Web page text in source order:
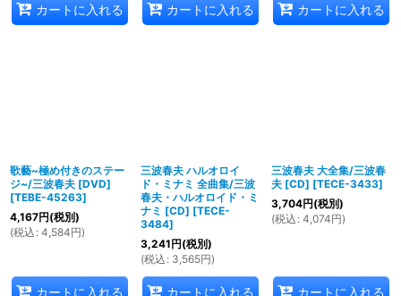
カートに入れる カートに入れる カートに入れる
歌藝~極め付きのステー
ジ~/三波春夫 [DVD]
[TEBE-45263]
4,167円(税別)
(税込 : 4,584円)
カートに入れる
三波春夫 ハルオロイ
ド・ミナミ 全曲集/三波
春夫・ハルオロイド・ミ
ナミ [CD] [TECE-
3484]
3,241円(税別)
(税込 : 3,565円)
カートに入れる
三波春夫 大全集/三波春
夫 [CD] [TECE-3433]
3,704円(税別)
(税込 : 4,074円)
カートに入れる